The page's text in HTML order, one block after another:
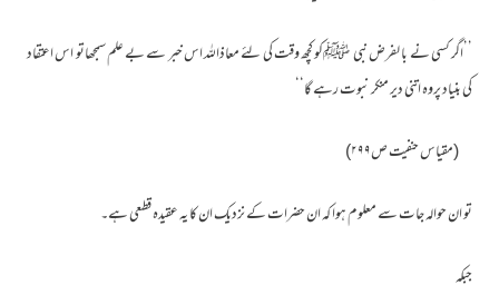
’’اگر کسی نے با لفرض نبی ﷺکو کچھ وقت کی لئے معاذاللہ اس خبر سے بے علم سمجھاتو اس اعتقاد
کی بنیاد پروہ اتنی دیر منکر نبوت رہے گا‘‘
(مقیاس حنفیت ص۲۹۹)
تو ان حوالہ جات سے معلوم ہوا کہ ان حضرات کے نزدیک ان کا یہ عقیدہ قطعی ہے۔
جبکہ